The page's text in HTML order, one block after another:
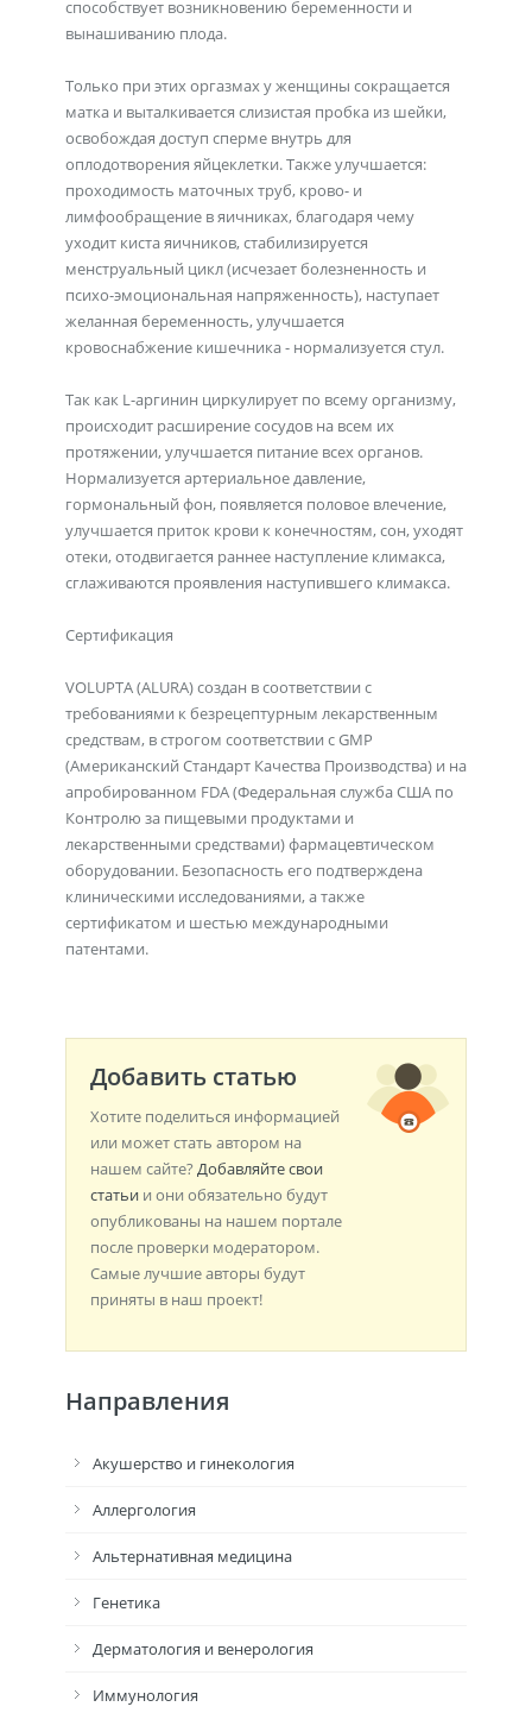
способствует возникновению беременности и
вынашиванию плода.
Только при этих оргазмах у женщины сокращается
матка и выталкивается слизистая пробка из шейки,
освобождая доступ сперме внутрь для
оплодотворения яйцеклетки. Также улучшается:
проходимость маточных труб, крово- и
лимфообращение в яичниках, благодаря чему
уходит киста яичников, стабилизируется
менструальный цикл (исчезает болезненность и
психо-эмоциональная напряженность), наступает
желанная беременность, улучшается
кровоснабжение кишечника - нормализуется стул.
Так как L-аргинин циркулирует по всему организму,
происходит расширение сосудов на всем их
протяжении, улучшается питание всех органов.
Нормализуется артериальное давление,
гормональный фон, появляется половое влечение,
улучшается приток крови к конечностям, сон, уходят
отеки, отодвигается раннее наступление климакса,
сглаживаются проявления наступившего климакса.
Сертификация
VOLUPTA (ALURA) создан в соответствии с
требованиями к безрецептурным лекарственным
средствам, в строгом соответствии с GMP
(Американский Стандарт Качества Производства) и на
апробированном FDA (Федеральная служ­ба США по
Контролю за пищевыми продуктами и
лекарственными средствами) фармацевтическом
оборудовании. Безопасность его подтверждена
клиническими исследованиями, а также
сертификатом и шестью международными
патентами.
Добавить статью
Хотите поделиться информацией
или может стать автором на
нашем сайте? Добавляйте свои
статьи и они обязательно будут
опубликованы на нашем портале
после проверки модератором.
Самые лучшие авторы будут
приняты в наш проект!
Направления
Акушерство и гинекология
Аллергология
Альтернативная медицина
Генетика
Дерматология и венерология
Иммунология